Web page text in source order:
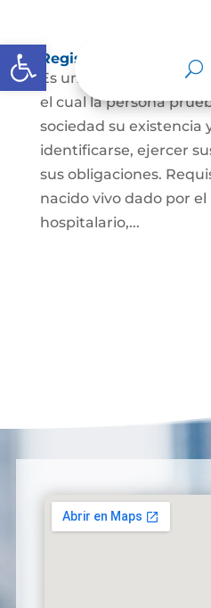
Abrir barra de herramientas
Registro Civil de
Es un documento
el cual la persona
sociedad su existencia
identificarse, ejercer
sus obligaciones.
nacido vivo dado por
hospitalario,...